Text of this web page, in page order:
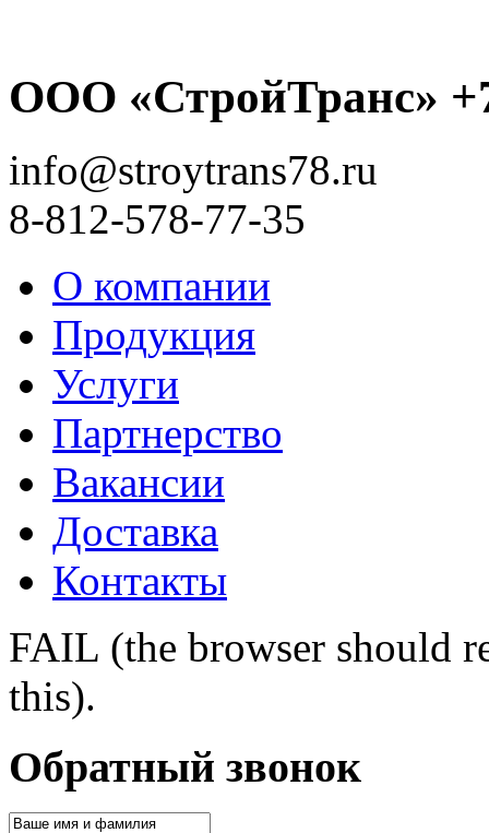
ООО «СтройТранс»
info@stroytrans78.ru
8-812-578-77-35
О компании
Продукция
Услуги
Партнерство
Вакансии
Доставка
Контакты
FAIL (the browser should
this).
Обратный звонок